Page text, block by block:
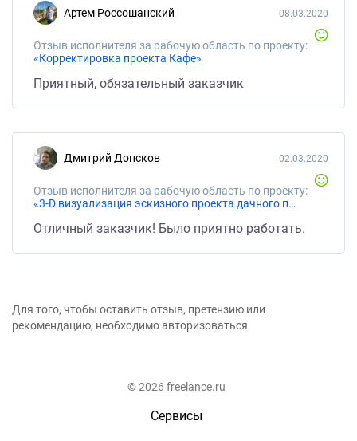
Артем Россошанский
Отзыв исполнителя за рабочую область по проекту:
«Корректировка проекта Кафе»
08.03.2020
Приятный, обязательный заказчик
Дмитрий Донсков
Отзыв исполнителя за рабочую область по проекту:
«3-D визуализация эскизного проекта дачного поселка»
02.03.2020
Отличный заказчик! Было приятно работать.
Для того, чтобы оставить отзыв, претензию или
рекомендацию, необходимо авторизоваться
© 2026 freelance.ru
Сервисы